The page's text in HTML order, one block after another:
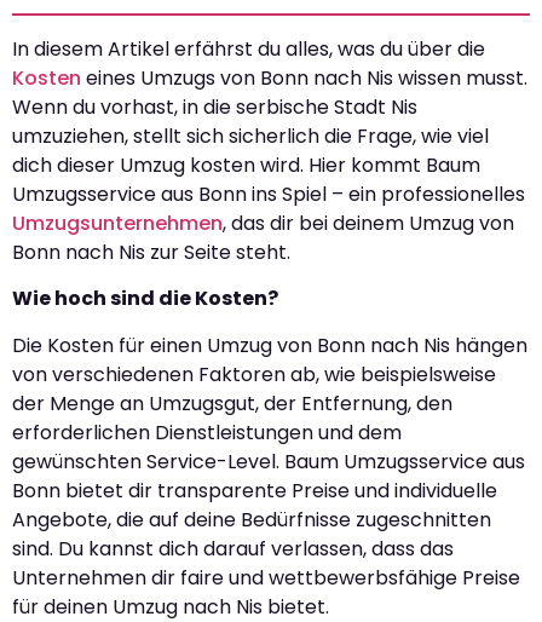
In diesem Artikel erfährst du alles, was du über die
Kosten eines Umzugs von Bonn nach Nis wissen musst.
Wenn du vorhast, in die serbische Stadt Nis
umzuziehen, stellt sich sicherlich die Frage, wie viel
dich dieser Umzug kosten wird. Hier kommt Baum
Umzugsservice aus Bonn ins Spiel – ein professionelles
Umzugsunternehmen, das dir bei deinem Umzug von
Bonn nach Nis zur Seite steht.
Wie hoch sind die Kosten?
Die Kosten für einen Umzug von Bonn nach Nis hängen
von verschiedenen Faktoren ab, wie beispielsweise
der Menge an Umzugsgut, der Entfernung, den
erforderlichen Dienstleistungen und dem
gewünschten Service-Level. Baum Umzugsservice aus
Bonn bietet dir transparente Preise und individuelle
Angebote, die auf deine Bedürfnisse zugeschnitten
sind. Du kannst dich darauf verlassen, dass das
Unternehmen dir faire und wettbewerbsfähige Preise
für deinen Umzug nach Nis bietet.